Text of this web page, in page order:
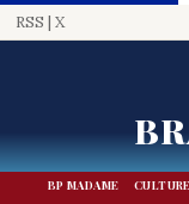
RSS | X
BP MADAME